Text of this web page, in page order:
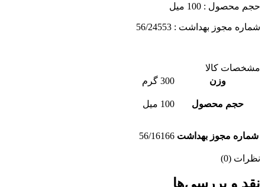
حجم محصول : 100 میل
شماره مجوز بهداشت : 56/24553
مشخصات کالا
وزن
300 گرم
حجم محصول 100 میل
شماره مجوز بهداشت 56/16166
نظرات (0)
نقد و بررسی‌ها